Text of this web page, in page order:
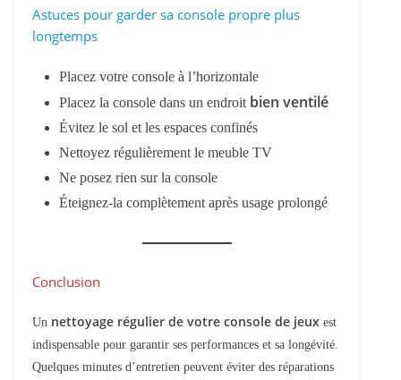
Astuces pour garder sa console propre plus
longtemps
Placez votre console à l’horizontale
Placez la console dans un endroit bien ventilé
Évitez le sol et les espaces confinés
Nettoyez régulièrement le meuble TV
Ne posez rien sur la console
Éteignez-la complètement après usage prolongé
Conclusion
Un nettoyage régulier de votre console de jeux est
indispensable pour garantir ses performances et sa longévité.
Quelques minutes d’entretien peuvent éviter des réparations